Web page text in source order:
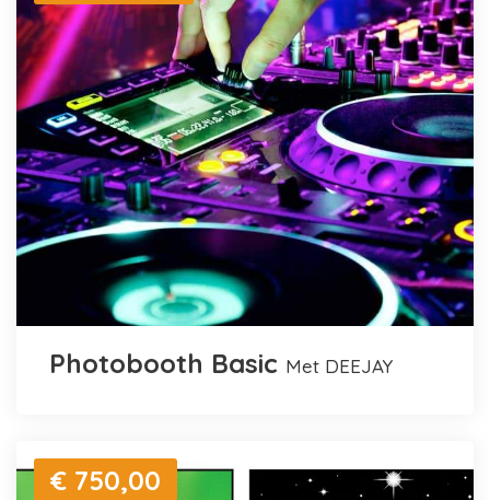
Photobooth Basic met DEEJAY
€ 750,00